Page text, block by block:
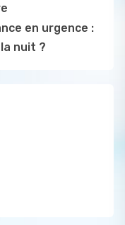
en urgence :
nuit ?